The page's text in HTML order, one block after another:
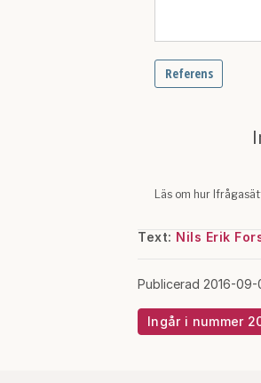
Text: Nils Erik
Publicerad 2016-09-
Ingår i nummer